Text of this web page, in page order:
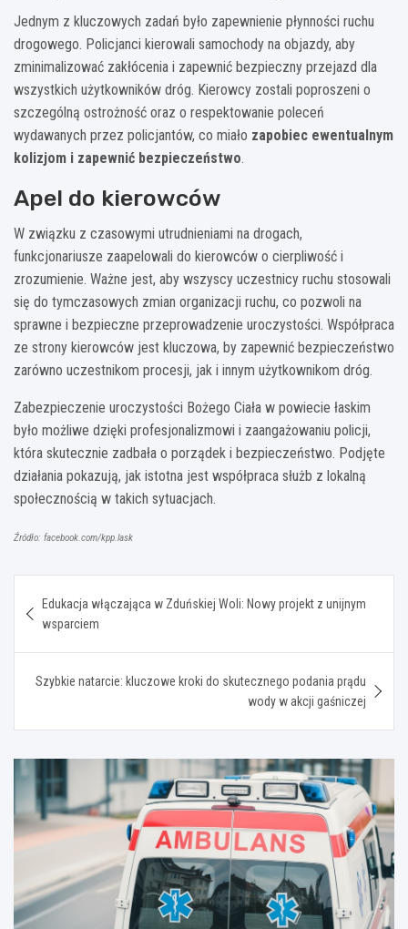
Jednym z kluczowych zadań było zapewnienie płynności ruchu
drogowego. Policjanci kierowali samochody na objazdy, aby
zminimalizować zakłócenia i zapewnić bezpieczny przejazd dla
wszystkich użytkowników dróg. Kierowcy zostali poproszeni o
szczególną ostrożność oraz o respektowanie poleceń
wydawanych przez policjantów, co miało zapobiec ewentualnym
kolizjom i zapewnić bezpieczeństwo.
Apel do kierowców
W związku z czasowymi utrudnieniami na drogach,
funkcjonariusze zaapelowali do kierowców o cierpliwość i
zrozumienie. Ważne jest, aby wszyscy uczestnicy ruchu stosowali
się do tymczasowych zmian organizacji ruchu, co pozwoli na
sprawne i bezpieczne przeprowadzenie uroczystości. Współpraca
ze strony kierowców jest kluczowa, by zapewnić bezpieczeństwo
zarówno uczestnikom procesji, jak i innym użytkownikom dróg.
Zabezpieczenie uroczystości Bożego Ciała w powiecie łaskim
było możliwe dzięki profesjonalizmowi i zaangażowaniu policji,
która skutecznie zadbała o porządek i bezpieczeństwo. Podjęte
działania pokazują, jak istotna jest współpraca służb z lokalną
społecznością w takich sytuacjach.
Źródło: facebook.com/kpp.lask
wpisu
Edukacja włączająca w Zduńskiej Woli: Nowy projekt z unijnym
wsparciem
Szybkie natarcie: kluczowe kroki do skutecznego podania prądu
wody w akcji gaśniczej